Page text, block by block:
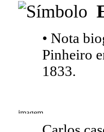
• Nota
Pinheiro
1833.